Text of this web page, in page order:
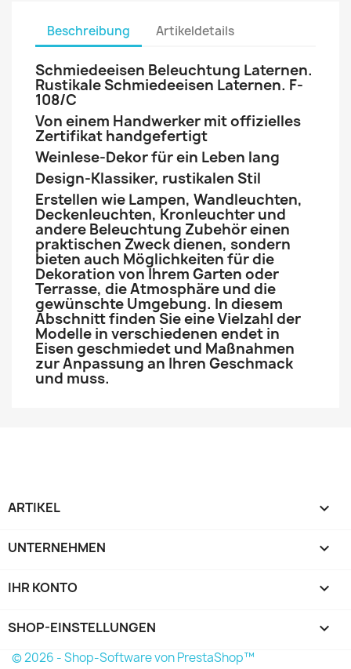
Beschreibung Artikeldetails
Schmiedeeisen Beleuchtung Laternen.
Rustikale Schmiedeeisen Laternen. F-
108/C
Von einem Handwerker mit offizielles
Zertifikat handgefertigt
Weinlese-Dekor für ein Leben lang
Design-Klassiker, rustikalen Stil
Erstellen wie Lampen, Wandleuchten,
Deckenleuchten, Kronleuchter und
andere Beleuchtung Zubehör einen
praktischen Zweck dienen, sondern
bieten auch Möglichkeiten für die
Dekoration von Ihrem Garten oder
Terrasse, die Atmosphäre und die
gewünschte Umgebung. In diesem
Abschnitt finden Sie eine Vielzahl der
Modelle in verschiedenen endet in
Eisen geschmiedet und Maßnahmen
zur Anpassung an Ihren Geschmack
und muss.
ARTIKEL 
UNTERNEHMEN 
IHR KONTO 
SHOP-EINSTELLUNGEN keyboard_arrow_down
© 2026 - Shop-Software von PrestaShop™